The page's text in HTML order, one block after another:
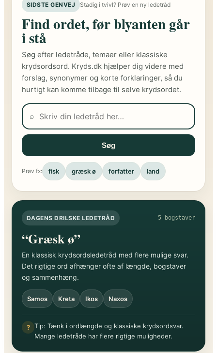
SIDSTE GENVEJ Stadig i tvivl? Prøv en ny ledetråd
Find ordet, før blyanten går
i stå
Søg efter ledetråde, temaer eller klassiske
krydsordsord. Kryds.dk hjælper dig videre med
forslag, synonymer og korte forklaringer, så du
hurtigt kan komme tilbage til selve krydsordet.
⌕
Søg
Prøv fx: fisk græsk ø forfatter land
DAGENS DRILSKE LEDETRÅD 5 bogstaver
“Græsk ø”
En klassisk krydsordsledetråd med flere mulige svar.
Det rigtige ord afhænger ofte af længde, bogstaver
og sammenhæng.
Samos Kreta Ikos Naxos
? Tip: Tænk i ordlængde og klassiske krydsordsvar.
Mange ledetråde har flere rigtige muligheder.